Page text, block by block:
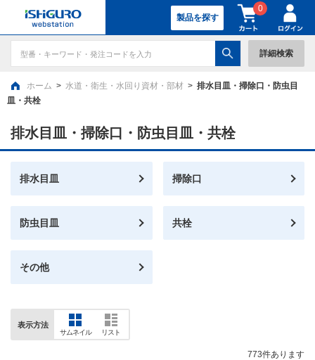
製品を探す
0
詳細検索
ホーム > 水道・衛生・水回り資材・部材 > 排水目皿・掃除口・防虫目
皿・共栓
排水目皿・掃除口・防虫目皿・共栓
排水目皿 掃除口
防虫目皿 共栓
その他
表示方法
サムネイル リスト
773件あります